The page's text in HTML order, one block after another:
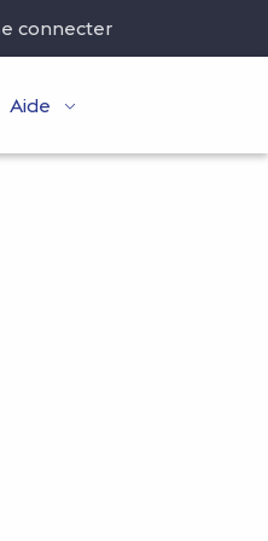
notifications
connecter
Aide